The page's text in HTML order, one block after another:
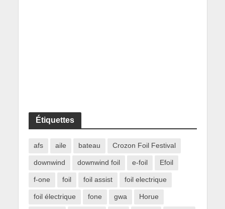
Étiquettes
afs aile bateau Crozon Foil Festival
downwind downwind foil e-foil Efoil
f-one foil foil assist foil electrique
foil électrique fone gwa Horue